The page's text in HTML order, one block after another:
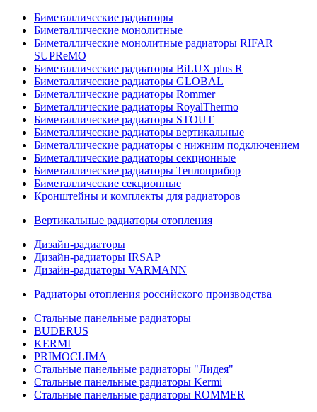
Биметаллические радиаторы
Биметаллические монолитные
Биметаллические монолитные радиаторы RIFAR
SUPReMO
Биметаллические радиаторы BiLUX plus R
Биметаллические радиаторы GLOBAL
Биметаллические радиаторы Rommer
Биметаллические радиаторы RoyalThermo
Биметаллические радиаторы STOUT
Биметаллические радиаторы вертикальные
Биметаллические радиаторы с нижним подключением
Биметаллические радиаторы секционные
Биметаллические радиаторы Теплоприбор
Биметаллические секционные
Кронштейны и комплекты для радиаторов
Вертикальные радиаторы отопления
Дизайн-радиаторы
Дизайн-радиаторы IRSAP
Дизайн-радиаторы VARMANN
Радиаторы отопления российского производства
Стальные панельные радиаторы
BUDERUS
KERMI
PRIMOCLIMA
Стальные панельные радиаторы "Лидея"
Стальные панельные радиаторы Kermi
Стальные панельные радиаторы ROMMER